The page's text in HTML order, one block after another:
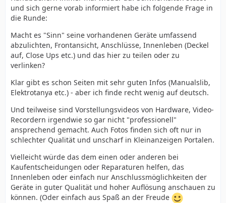
und sich gerne vorab informiert habe ich folgende Frage in
die Runde:
Macht es "Sinn" seine vorhandenen Geräte umfassend
abzulichten, Frontansicht, Anschlüsse, Innenleben (Deckel
auf, Close Ups etc.) und das hier zu teilen oder zu
verlinken?
Klar gibt es schon Seiten mit sehr guten Infos (Manualslib,
Elektrotanya etc.) - aber ich finde recht wenig auf deutsch.
Und teilweise sind Vorstellungsvideos von Hardware, Video-
Recordern irgendwie so gar nicht "professionell"
ansprechend gemacht. Auch Fotos finden sich oft nur in
schlechter Qualität und unscharf in Kleinanzeigen Portalen.
Vielleicht würde das dem einen oder anderen bei
Kaufentscheidungen oder Reparaturen helfen, das
Innenleben oder einfach nur Anschlussmöglichkeiten der
Geräte in guter Qualität und hoher Auflösung anschauen zu
können. (Oder einfach aus Spaß an der Freude